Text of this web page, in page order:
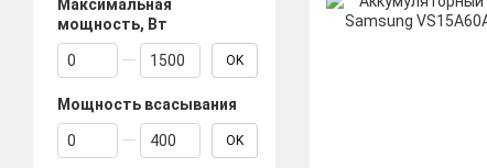
Максимальная
мощность, Вт
От Максимальная мощность, Вт
До Максимальная мощность, Вт
OK
Мощность всасывания
От Мощность всасывания
До Мощность всасывания
OK